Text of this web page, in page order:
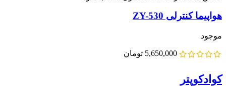
هواپیما کنترلی ZY-530
موجود
5,650,000 تومان
کوادکوپتر